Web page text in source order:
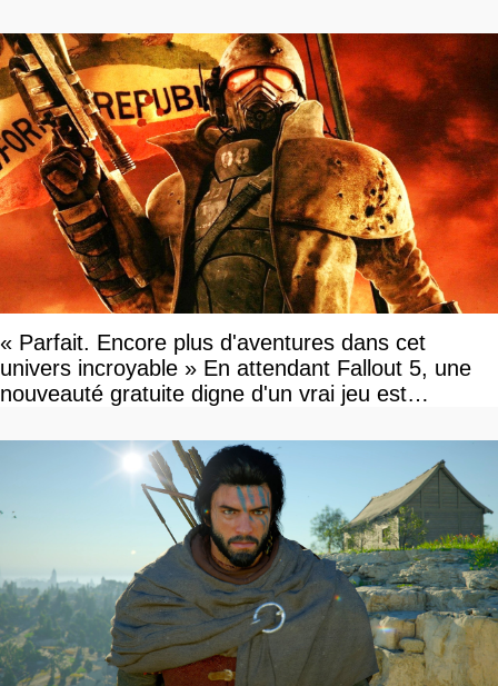
« Parfait. Encore plus d'aventures dans cet
univers incroyable » En attendant Fallout 5, une
nouveauté gratuite digne d'un vrai jeu est